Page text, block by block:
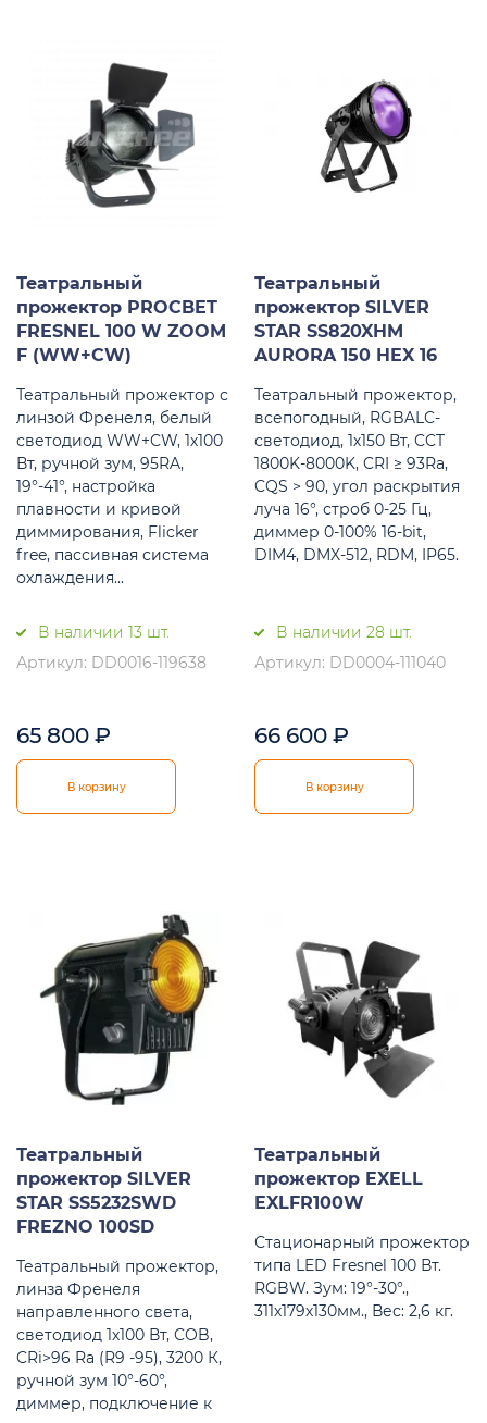
Театральный
прожектор PROCBET
FRESNEL 100 W ZOOM
F (WW+CW)
Театральный прожектор с
линзой Френеля, белый
светодиод WW+CW, 1х100
Вт, ручной зум, 95RA,
19°-41°, настройка
плавности и кривой
диммирования, Flicker
free, пассивная система
охлаждения...
В наличии 13 шт.
Артикул: DD0016-119638
65 800 ₽
В корзину
Театральный
прожектор SILVER
STAR SS820XHM
AURORA 150 HEX 16
Театральный прожектор,
всепогодный, RGBALC-
светодиод, 1х150 Вт, CCT
1800K-8000K, CRI ≥ 93Ra,
CQS > 90, угол раскрытия
луча 16°, строб 0-25 Гц,
диммер 0-100% 16-bit,
DIM4, DMX-512, RDM, IP65.
В наличии 28 шт.
Артикул: DD0004-111040
66 600 ₽
В корзину
Театральный
прожектор SILVER
STAR SS5232SWD
FREZNO 100SD
Театральный прожектор,
линза Френеля
направленного света,
светодиод 1х100 Вт, COB,
CRi>96 Ra (R9 -95), 3200 К,
ручной зум 10°-60°,
диммер, подключение к
Театральный
прожектор EXELL
EXLFR100W
Стационарный прожектор
типа LED Fresnel 100 Вт.
RGBW. Зум: 19°-30°.,
311х179х130мм., Вес: 2,6 кг.